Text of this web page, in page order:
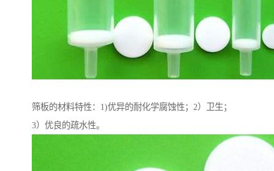
筛板的材料特性：1)优异的耐化学腐蚀性；2）卫生；
3）优良的疏水性。